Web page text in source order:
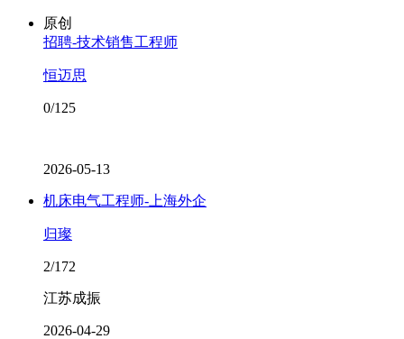
原创
招聘-技术销售工程师
恒迈思
0/125
2026-05-13
机床电气工程师-上海外企
归璨
2/172
江苏成振
2026-04-29